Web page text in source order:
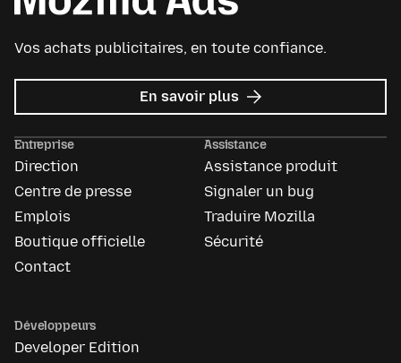
Vos achats publicitaires, en toute confiance.
En savoir plus sur
Mozilla
Entreprise
Direction
Centre de presse
Emplois
Boutique officielle
Contact
Assistance
Assistance produit
Signaler un bug
Traduire Mozilla
Sécurité
Développeurs
Developer Edition